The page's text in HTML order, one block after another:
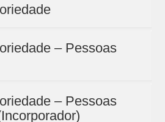
– Pessoas
– Pessoas